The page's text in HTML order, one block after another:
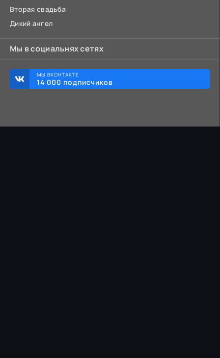
Вторая свадьба
Дикий ангел
Мы в социальнях сетях
МЫ ВКОНТАКТЕ
14 000 подписчиков